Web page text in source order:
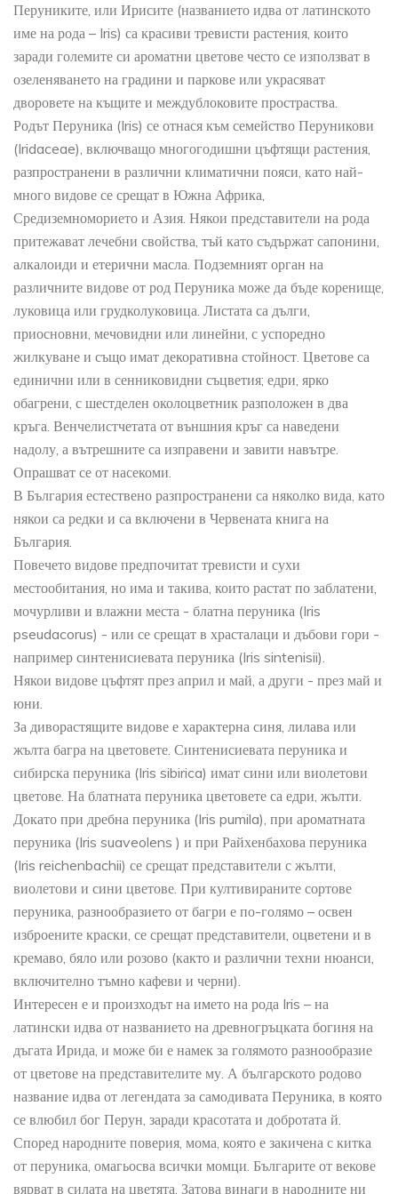
Перуниките, или Ирисите (названието идва от латинското
име на рода – Iris) са красиви тревисти растения, които
заради големите си ароматни цветове често се използват в
озеленяването на градини и паркове или украсяват
дворовете на къщите и междублоковите простраства.
Родът Перуника (Iris) се отнася към семейство Перуникови
(Iridaceae), включващо многогодишни цъфтящи растения,
разпространени в различни климатични пояси, като най-
много видове се срещат в Южна Африка,
Средиземноморието и Азия. Някои представители на рода
притежават лечебни свойства, тъй като съдържат сапонини,
алкалоиди и етерични масла. Подземният орган на
различните видове от род Перуника може да бъде коренище,
луковица или грудколуковица. Листата са дълги,
приосновни, мечовидни или линейни, с успоредно
жилкуване и също имат декоративна стойност. Цветове са
единични или в сенниковидни съцветия; едри, ярко
обагрени, с шестделен околоцветник разположен в два
кръга. Венчелистчетата от външния кръг са наведени
надолу, а вътрешните са изправени и завити навътре.
Опрашват се от насекоми.
В България естествено разпространени са няколко вида, като
някои са редки и са включени в Червената книга на
България.
Повечето видове предпочитат тревисти и сухи
местообитания, но има и такива, които растат по заблатени,
мочурливи и влажни места - блатна перуника (Iris
pseudacorus) - или се срещат в храсталаци и дъбови гори -
например синтенисиевата перуника (Iris sintenisii).
Някои видове цъфтят през април и май, а други - през май и
юни.
За диворастящите видове е характерна синя, лилава или
жълта багра на цветовете. Синтенисиевата перуника и
сибирска перуника (Iris sibirica) имат сини или виолетови
цветове. На блатната перуника цветовете са едри, жълти.
Докато при дребна перуника (Iris pumila), при ароматната
перуника (Iris suaveolens ) и при Райхенбахова перуника
(Iris reichenbachii) се срещат представители с жълти,
виолетови и сини цветове. При култивираните сортове
перуника, разнообразието от багри е по-голямо – освен
изброените краски, се срещат представители, оцветени и в
кремаво, бяло или розово (както и различни техни нюанси,
включително тъмно кафеви и черни).
Интересен е и произходът на името на рода Iris – на
латински идва от названието на древногръцката богиня на
дъгата Ирида, и може би е намек за голямото разнообразие
от цветове на представителите му. А българското родово
название идва от легендата за самодивата Перуника, в която
се влюбил бог Перун, заради красотата и добротата й.
Според народните поверия, мома, която е закичена с китка
от перуника, омагьосва всички момци. Българите от векове
вярват в силата на цветята. Затова винаги в народните ни